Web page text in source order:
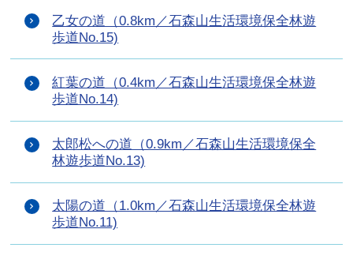
乙女の道（0.8km／石森山生活環境保全林遊
歩道No.15)
紅葉の道（0.4km／石森山生活環境保全林遊
歩道No.14)
太郎松への道（0.9km／石森山生活環境保全
林遊歩道No.13)
太陽の道（1.0km／石森山生活環境保全林遊
歩道No.11)